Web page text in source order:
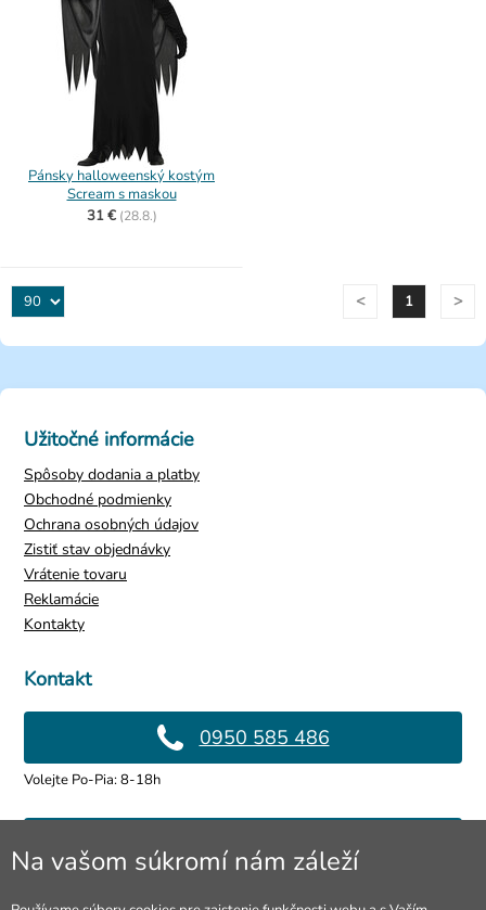
Pánsky halloweenský kostým
Scream s maskou
31 € (28.8.)
< 1 >
Kontakt
0950 585 486
Volejte Po-Pia: 8-18h
info@4lol.cz
Užitočné informácie
Spôsoby dodania a platby
Obchodné podmienky
Ochrana osobných údajov
Zistiť stav objednávky
Vrátenie tovaru
Reklamácie
Kontakty
Na vašom súkromí nám záleží